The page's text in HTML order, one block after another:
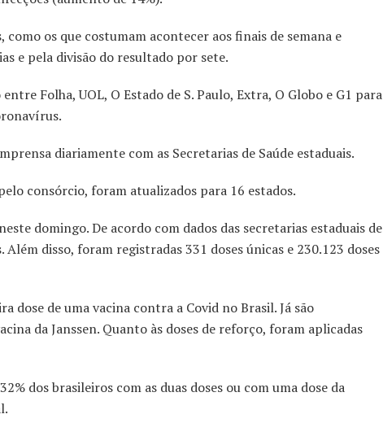
os que costumam acontecer aos finais de semana e
e pela divisão do resultado por sete.
Folha, UOL, O Estado de S. Paulo, Extra, O Globo e G1 para
diariamente com as Secretarias de Saúde estaduais.
consórcio, foram atualizados para 16 estados.
domingo. De acordo com dados das secretarias estaduais de
disso, foram registradas 331 doses únicas e 230.123 doses
dose de uma vacina contra a Covid no Brasil. Já são
da Janssen. Quanto às doses de reforço, foram aplicadas
dos brasileiros com as duas doses ou com uma dose da